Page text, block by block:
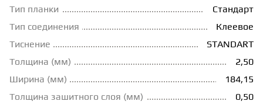
ТЕРМОПАРКЕТ
ЭКОМАССИВ
Тип планки
Стандарт
Тип соединения
Клеевое
Тиснение
STANDART
Толщина (мм)
2,50
Ширина (мм)
184,15
Толщина зашитного слоя (мм)
0,50